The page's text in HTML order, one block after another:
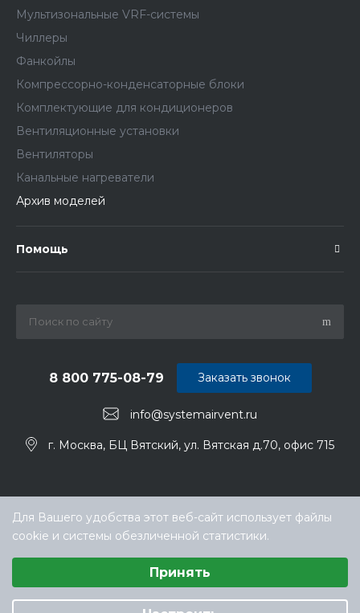
Мультизональные VRF-системы
Чиллеры
Фанкойлы
Компрессорно-конденсаторные блоки
Комплектующие для кондиционеров
Вентиляционные установки
Вентиляторы
Канальные нагреватели
Архив моделей
Помощь
info@systemairvent.ru
8 800 775-08-79
г. Москва, БЦ Вятский, ул. Вятская д.70, офис 715
Заказать звонок
дилер Systemair (Системэйр) в РФ
Для Вашего удобства этот веб-сайт использует файлы
cookie и системы обезличенной статистики.
Принять